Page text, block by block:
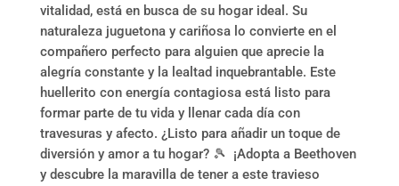
vitalidad, está en busca de su hogar ideal. Su
naturaleza juguetona y cariñosa lo convierte en el
compañero perfecto para alguien que aprecie la
alegría constante y la lealtad inquebrantable. Este
huellerito con energía contagiosa está listo para
formar parte de tu vida y llenar cada día con
travesuras y afecto. ¿Listo para añadir un toque de
diversión y amor a tu hogar? 🎾 ¡Adopta a Beethoven
y descubre la maravilla de tener a este travieso